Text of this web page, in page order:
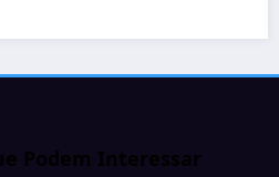
Podem Interessar